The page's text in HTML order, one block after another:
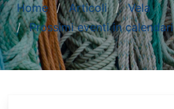
Home Articoli
Vela
Prossimi eventi in